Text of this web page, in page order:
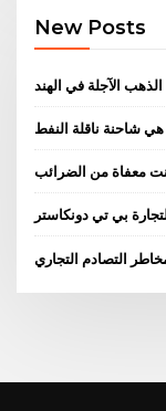
New Posts
الآجلة في الهند
هي شاحنة ناقلة النفط
معفاة من الضرائب
بي تي دونكاستر
التصادم التجاري